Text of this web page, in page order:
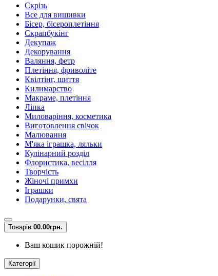
Скрізь
Все для вишивки
Бісер, бісероплетіння
Скрапбукінг
Декупаж
Декорування
Валяння, фетр
Плетіння, фриволіте
Квілтінг, шиття
Килимарство
Макраме, плетіння
Ліпка
Миловаріння, косметика
Виготовлення свічок
Малювання
М'яка іграшка, ляльки
Кулінарний розділ
Флористика, весілля
Творчість
Жіночі примхи
Іграшки
Подарунки, свята
Товарів 00.00грн.
Ваш кошик порожній!
Категорії